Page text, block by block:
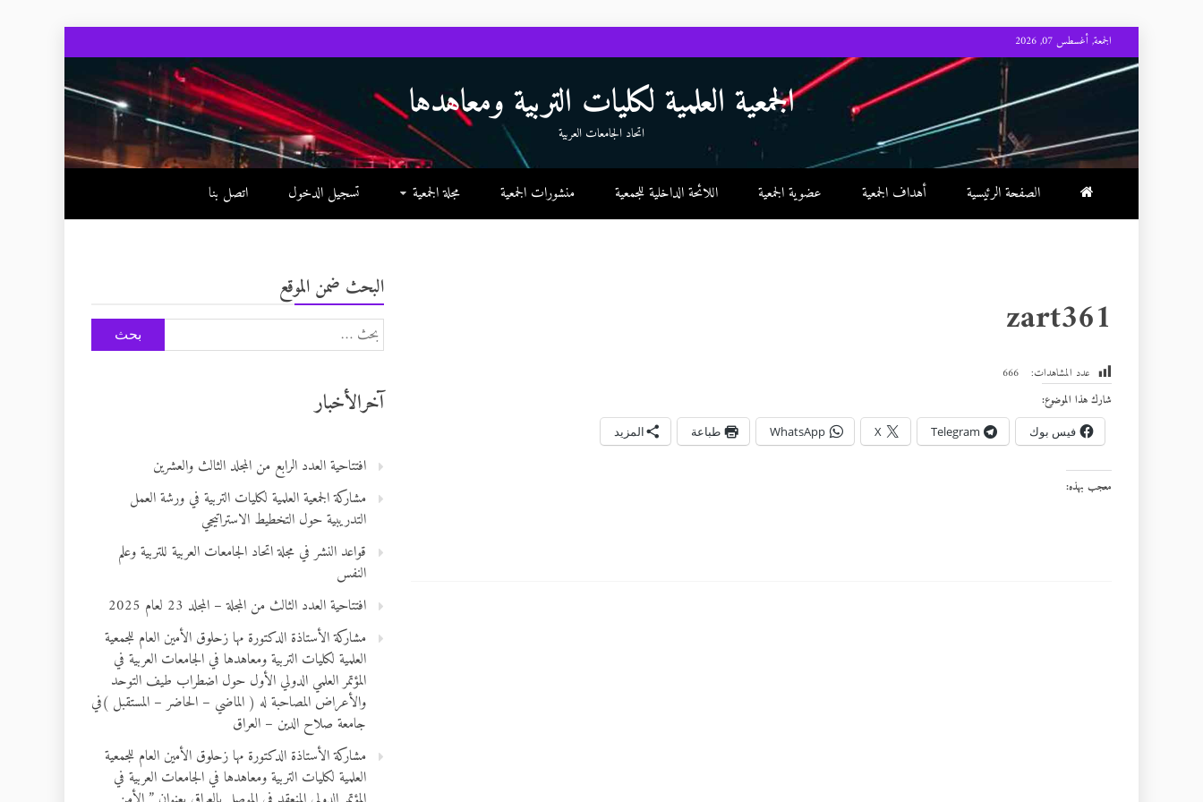
to
content
الجمعة, أغسطس 07, 2026
الجمعية العلمية لكليات التربية ومعاهدها
اتحاد الجامعات العربية
الصفحة الرئيسية أهداف الجمعية عضوية الجمعية اللائحة الداخلية للجمعية منشورات الجمعية مجلة الجمعية تسجيل الدخول اتصل بنا
zart361
عدد المشاهدات:
666
شارك هذا الموضوع:
فيس بوك Telegram
X
WhatsApp طباعة المزيد
معجب بهذه:
البحث ضمن الموقع
البحث
عن:
آخرالأخبار
افتتاحية العدد الرابع من المجلد الثالث والعشرين
مشاركة الجمعية العلمية لكليات التربية في ورشة العمل
التدريبية حول التخطيط الاستراتيجي
قواعد النشر في مجلة اتحاد الجامعات العربية للتربية وعلم
النفس
افتتاحية العدد الثالث من المجلة – المجلد 23 لعام 2025
مشاركة الأستاذة الدكتورة مها زحلوق الأمين العام للجمعية
العلمية لكليات التربية ومعاهدها في الجامعات العربية في
المؤتمر العلمي الدولي الأول حول اضطراب طيف التوحد
والأعراض المصاحبة له ( الماضي – الحاضر – المستقبل )في
جامعة صلاح الدين – العراق
مشاركة الأستاذة الدكتورة مها زحلوق الأمين العام للجمعية
العلمية لكليات التربية ومعاهدها في الجامعات العربية في